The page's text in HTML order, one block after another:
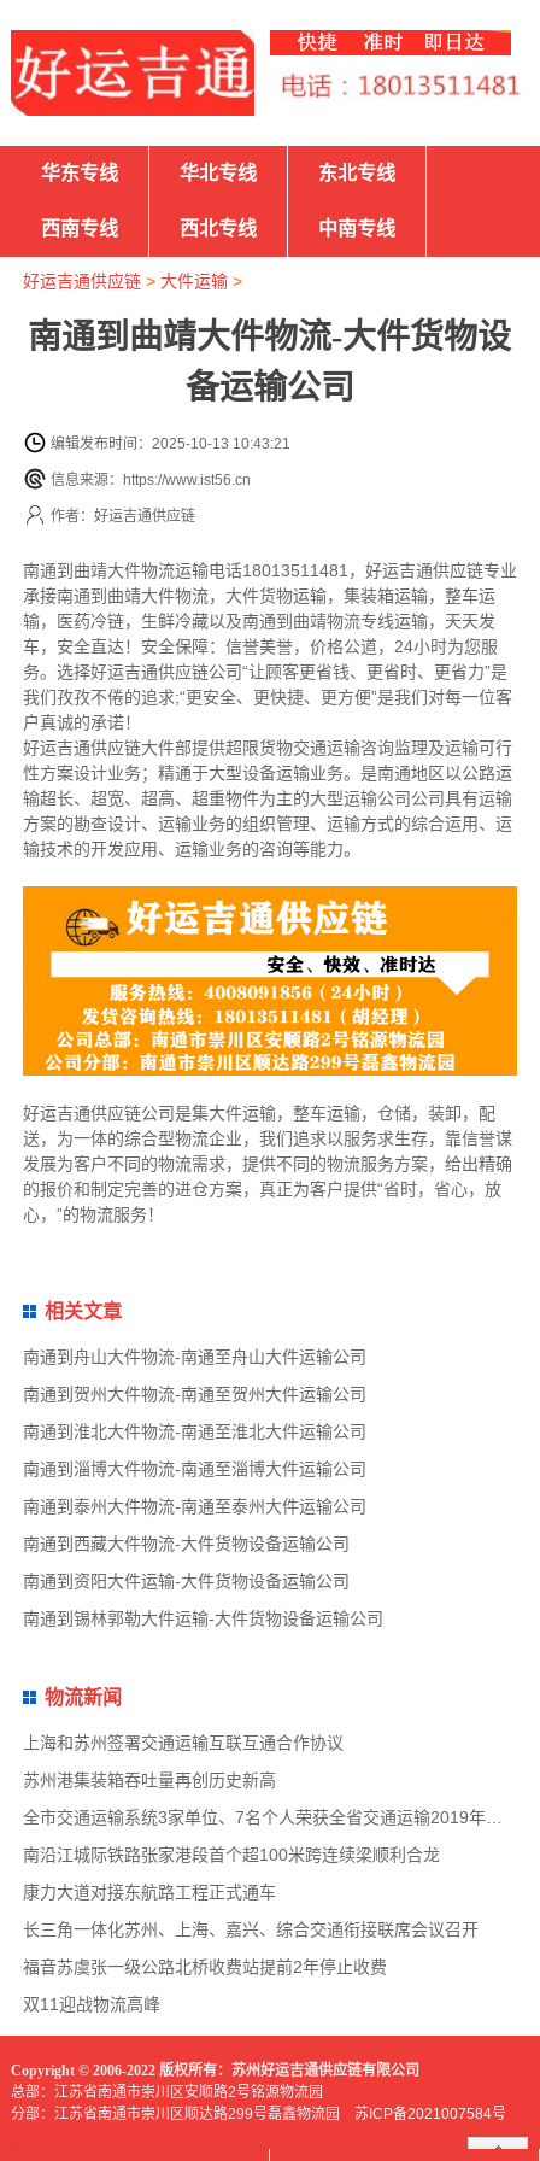
华东专线 华北专线 东北专线
西南专线 西北专线 中南专线
好运吉通供应链> 大件运输>
南通到曲靖大件物流-大件货物设
备运输公司
编辑发布时间：2025-10-13 10:43:21
信息来源：https://www.ist56.cn
作者：好运吉通供应链
南通到曲靖大件物流运输电话18013511481，好运吉通供应链专业
承接南通到曲靖大件物流，大件货物运输，集装箱运输，整车运
输，医药冷链，生鲜冷藏以及南通到曲靖物流专线运输，天天发
车，安全直达！安全保障：信誉美誉，价格公道，24小时为您服
务。选择好运吉通供应链公司“让顾客更省钱、更省时、更省力”是
我们孜孜不倦的追求;“更安全、更快捷、更方便”是我们对每一位客
户真诚的承诺！
好运吉通供应链大件部提供超限货物交通运输咨询监理及运输可行
性方案设计业务；精通于大型设备运输业务。是南通地区以公路运
输超长、超宽、超高、超重物件为主的大型运输公司公司具有运输
方案的勘查设计、运输业务的组织管理、运输方式的综合运用、运
输技术的开发应用、运输业务的咨询等能力。
好运吉通供应链公司是集大件运输，整车运输，仓储，装卸，配
送，为一体的综合型物流企业，我们追求以服务求生存，靠信誉谋
发展为客户不同的物流需求，提供不同的物流服务方案，给出精确
的报价和制定完善的进仓方案，真正为客户提供“省时，省心，放
心，”的物流服务！
相关文章
南通到舟山大件物流-南通至舟山大件运输公司
南通到贺州大件物流-南通至贺州大件运输公司
南通到淮北大件物流-南通至淮北大件运输公司
南通到淄博大件物流-南通至淄博大件运输公司
南通到泰州大件物流-南通至泰州大件运输公司
南通到西藏大件物流-大件货物设备运输公司
南通到资阳大件运输-大件货物设备运输公司
南通到锡林郭勒大件运输-大件货物设备运输公司
物流新闻
上海和苏州签署交通运输互联互通合作协议
苏州港集装箱吞吐量再创历史新高
全市交通运输系统3家单位、7名个人荣获全省交通运输2019年度扫黑除恶专项斗争先进集体和先
南沿江城际铁路张家港段首个超100米跨连续梁顺利合龙
康力大道对接东航路工程正式通车
长三角一体化苏州、上海、嘉兴、综合交通衔接联席会议召开
福音苏虞张一级公路北桥收费站提前2年停止收费
双11迎战物流高峰
Copyright © 2006-2022 版权所有：苏州好运吉通供应链有限公司
总部：江苏省南通市崇川区安顺路2号铭源物流园
分部：江苏省南通市崇川区顺达路299号磊鑫物流园 苏ICP备2021007584号